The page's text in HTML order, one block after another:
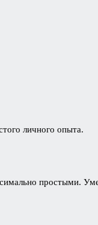
личного опыта.
простыми.